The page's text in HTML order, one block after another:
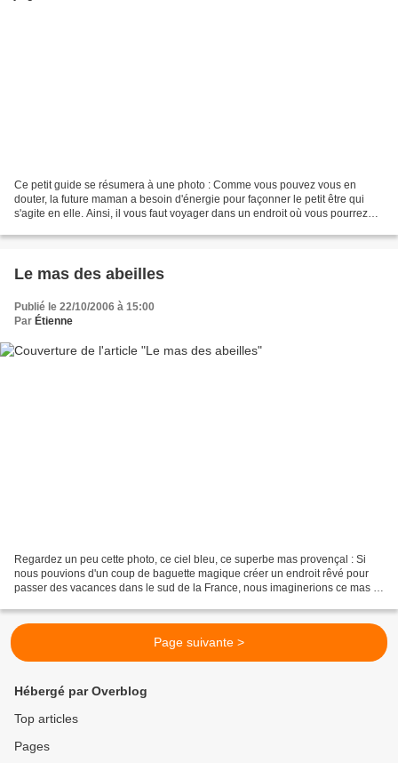
Ce petit guide se résumera à une photo : Comme vous pouvez vous en
douter, la future maman a besoin d'énergie pour façonner le petit être qui
s'agite en elle. Ainsi, il vous faut voyager dans un endroit où vous pourrez
Le mas des abeilles
Publié le 22/10/2006 à 15:00
Par Étienne
Regardez un peu cette photo, ce ciel bleu, ce superbe mas provençal : Si
nous pouvions d'un coup de baguette magique créer un endroit rêvé pour
passer des vacances dans le sud de la France, nous imaginerions ce mas à
Page suivante >
Hébergé par Overblog
Top articles
Pages